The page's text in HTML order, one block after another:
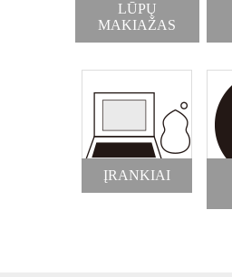
LŪPŲ
MAKIAŽAS
ĮRANKIAI